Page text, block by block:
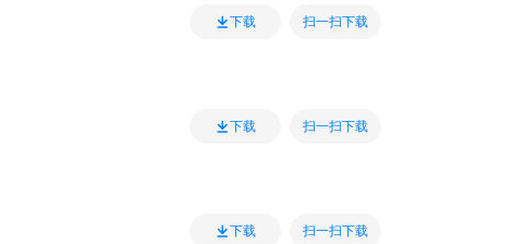
下载 扫一扫下载
下载 扫一扫下载
下载 扫一扫下载